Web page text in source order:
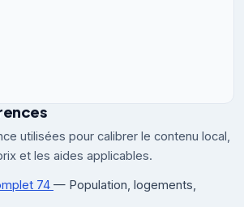
utilisées pour calibrer le contenu local,
et les aides applicables.
74 — Population, logements,